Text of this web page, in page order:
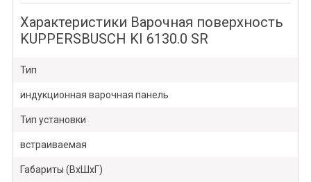
Характеристики Варочная поверхность
KUPPERSBUSCH KI 6130.0 SR
Тип
индукционная варочная панель
Тип установки
встраиваемая
Габариты (ВхШxГ)